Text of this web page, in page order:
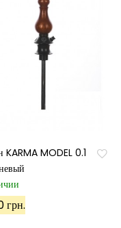
KARMA MODEL 0.1
грн.